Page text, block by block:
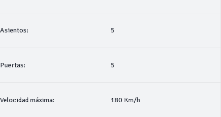
Asientos: 5
Puertas: 5
Velocidad máxima: 180 Km/h